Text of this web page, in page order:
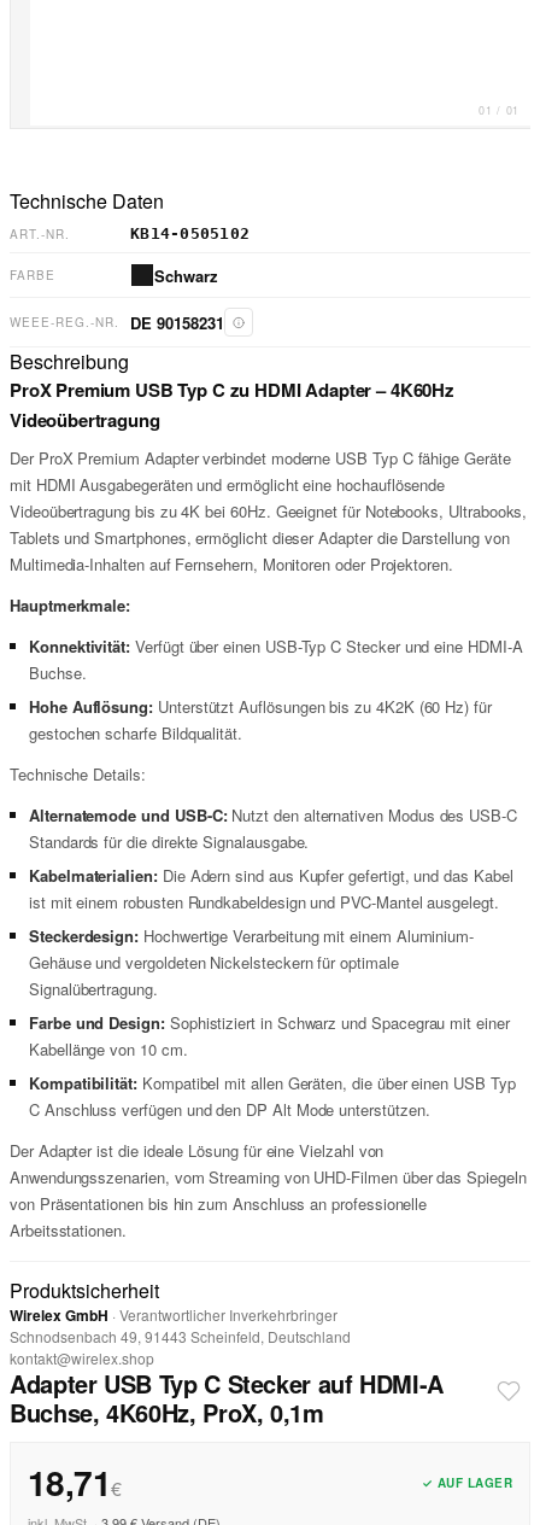
01 / 01
Technische Daten
ART.-NR. KB14-0505102
FARBE Schwarz
WEEE-REG.-NR. DE 90158231
Beschreibung
ProX Premium USB Typ C zu HDMI Adapter – 4K60Hz
Videoübertragung
Der ProX Premium Adapter verbindet moderne USB Typ C fähige Geräte
mit HDMI Ausgabegeräten und ermöglicht eine hochauflösende
Videoübertragung bis zu 4K bei 60Hz. Geeignet für Notebooks, Ultrabooks,
Tablets und Smartphones, ermöglicht dieser Adapter die Darstellung von
Multimedia-Inhalten auf Fernsehern, Monitoren oder Projektoren.
Hauptmerkmale:
Konnektivität: Verfügt über einen USB-Typ C Stecker und eine HDMI-A
Buchse.
Hohe Auflösung: Unterstützt Auflösungen bis zu 4K2K (60 Hz) für
gestochen scharfe Bildqualität.
Technische Details:
Alternatemode und USB-C:Nutzt den alternativen Modus des USB-C
Standards für die direkte Signalausgabe.
Kabelmaterialien:Die Adern sind aus Kupfer gefertigt, und das Kabel
ist mit einem robusten Rundkabeldesign und PVC-Mantel ausgelegt.
Steckerdesign: Hochwertige Verarbeitung mit einem Aluminium-
Gehäuse und vergoldeten Nickelsteckern für optimale
Signalübertragung.
Farbe und Design:Sophistiziert in Schwarz und Spacegrau mit einer
Kabellänge von 10 cm.
Kompatibilität: Kompatibel mit allen Geräten, die über einen USB Typ
C Anschluss verfügen und den DP Alt Mode unterstützen.
Der Adapter ist die ideale Lösung für eine Vielzahl von
Anwendungsszenarien, vom Streaming von UHD-Filmen über das Spiegeln
von Präsentationen bis hin zum Anschluss an professionelle
Arbeitsstationen.
Produktsicherheit
Wirelex GmbH · Verantwortlicher Inverkehrbringer
Schnodsenbach 49, 91443 Scheinfeld, Deutschland
kontakt@wirelex.shop
Adapter USB Typ C Stecker auf HDMI-A
Buchse, 4K60Hz, ProX, 0,1m
18,71€ ✓ AUF LAGER